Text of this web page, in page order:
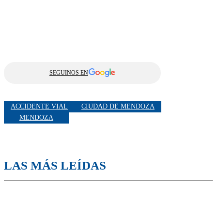
SEGUINOS EN
ACCIDENTE VIAL
CIUDAD DE MENDOZA
MENDOZA
LAS MÁS LEÍDAS